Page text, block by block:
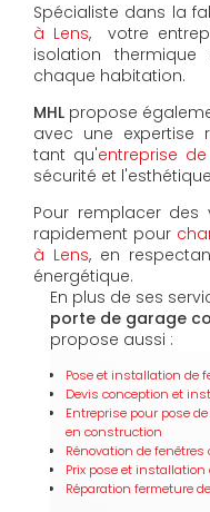
Spécialiste dans la
à Lens, votre
isolation
chaque habitation.
MHL propose
avec une expertise
tant qu'entreprise
sécurité et
Pour remplacer des
rapidement pour
à Lens, en
énergétique.
En plus de ses
porte de garage
propose aussi :
Pose et installation de
Devis conception et
Entreprise pour pose
en construction
Rénovation de
Prix pose et
Réparation fermeture